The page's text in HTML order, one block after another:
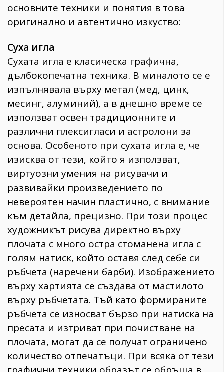
Wellness
ПОСЛЕДВАЙТЕ
НИ
основните техники и понятия в това
оригинално и автентично изкуство:
Суха игла
Сухата игла е класическа графична,
дълбокопечатна техника. В миналото се е
изпълнявала върху метал (мед, цинк,
месинг, алуминий), а в днешно време се
използват освен традиционните и
различни плексигласи и астролони за
основа. Особеното при сухата игла е, че
изисква от тези, който я използват,
виртуозни умения на рисувачи и
развивайки произведението по
невероятен начин пластично, с внимание
към детайла, прецизно. При този процес
художникът рисува директно върху
плочата с много остра стоманена игла с
голям натиск, който оставя след себе си
ръбчета (наречени барби). Изображението
върху хартията се създава от мастилото
върху ръбчетата. Тъй като формираните
ръбчета се износват бързо при натиска на
пресата и изтриват при почистване на
плочата, могат да се получат ограничено
количество отпечатъци. При всяка от тези